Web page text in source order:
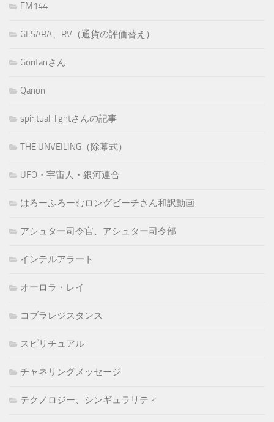
FM144
GESARA、RV（通貨の評価替え）
Goritanさん
Qanon
spiritual-lightさんの記事
THE UNVEILING（除幕式）
UFO・宇宙人・銀河連合
はろーふろーむロングビーチさん和訳動画
アシュター司令官、アシュター司令部
インテルアラート
オーロラ・レイ
コブラレジスタンス
スピリチュアル
チャネリングメッセージ
テクノロジー、シンギュラリティ